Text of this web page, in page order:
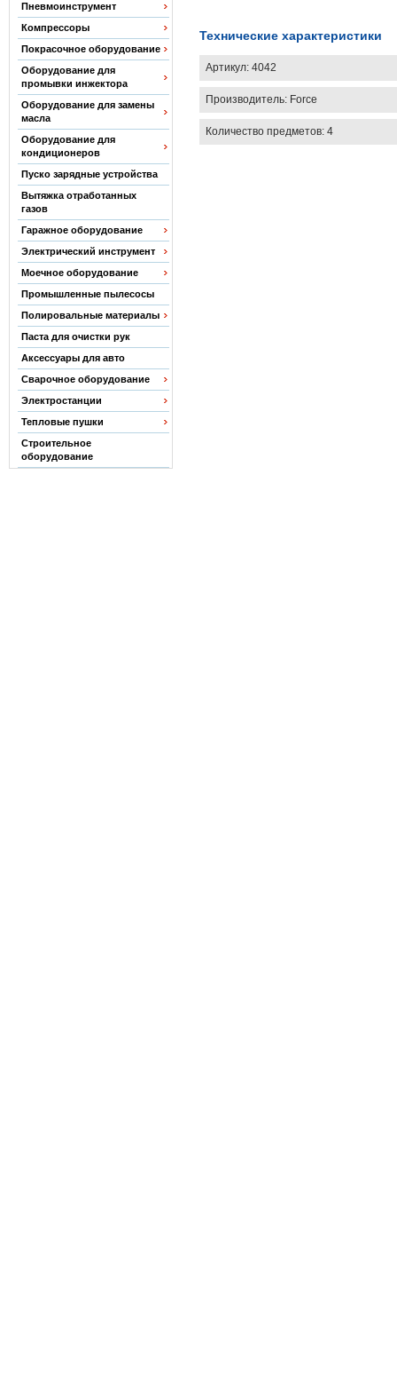
Пневмоинструмент
Компрессоры
Покрасочное оборудование
Оборудование для
промывки инжектора
Оборудование для замены
масла
Оборудование для
кондиционеров
Пуско зарядные устройства
Вытяжка отработанных
газов
Гаражное оборудование
Электрический инструмент
Моечное оборудование
Промышленные пылесосы
Полировальные материалы
Паста для очистки рук
Аксессуары для авто
Сварочное оборудование
Электростанции
Тепловые пушки
Строительное
оборудование
Технические характеристики
Артикул: 4042
Производитель: Force
Количество предметов: 4